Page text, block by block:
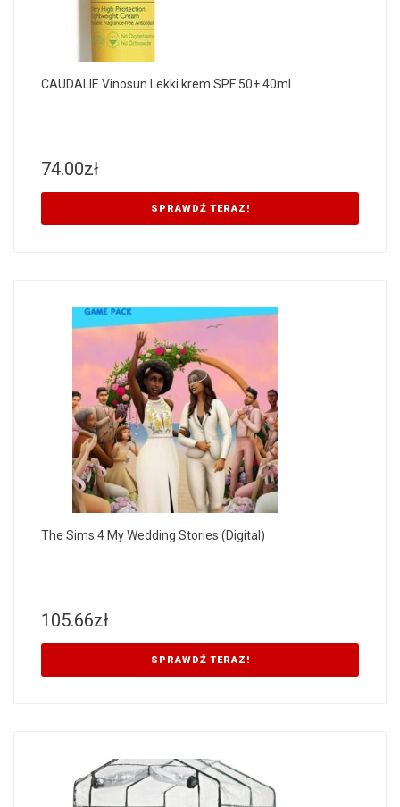
CAUDALIE Vinosun Lekki krem SPF 50+ 40ml
74.00zł
SPRAWDŹ TERAZ!
The Sims 4 My Wedding Stories (Digital)
105.66zł
SPRAWDŹ TERAZ!